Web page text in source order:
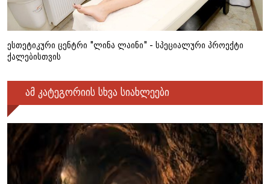
ესთეტიკური ცენტრი "ლინა ლაინი" - სპეციალური პროექტი
ქალებისთვის
ამ კატეგორიის სხვა სიახლეები